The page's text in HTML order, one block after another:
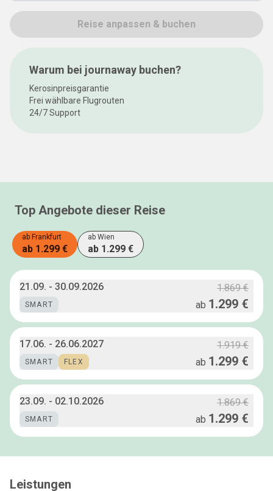
Reise anpassen & buchen
Warum bei journaway buchen?
Kerosinpreisgarantie
Frei wählbare Flugrouten
24/7 Support
Top Angebote dieser Reise
ab Frankfurt
ab 1.299 €
ab Wien
ab 1.299 €
21.09. - 30.09.2026
SMART
1.869 €
ab 1.299 €
17.06. - 26.06.2027
SMART FLEX
1.919 €
ab 1.299 €
23.09. - 02.10.2026
SMART
1.869 €
ab 1.299 €
Leistungen